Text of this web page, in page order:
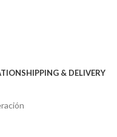
SHIPPING & DELIVERY